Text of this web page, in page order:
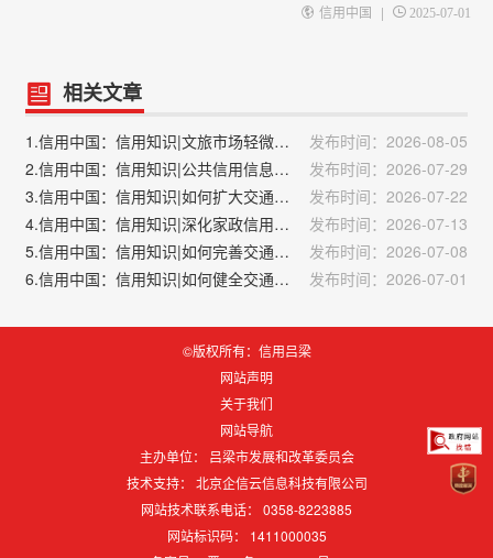
信用中国 | 2025-07-01
相关文章
1.信用中国：信用知识|文旅市场轻微失信主体管理措施
发布时间：2026-08-05
2.信用中国：信用知识|公共信用信息包括哪13类？
发布时间：2026-07-29
3.信用中国：信用知识|如何扩大交通运输行业信用应用场景？
发布时间：2026-07-22
4.信用中国：信用知识|深化家政信用体系建设的措施
发布时间：2026-07-13
5.信用中国：信用知识|如何完善交通运输行业信用信息公示和安全保护制度？
发布时间：2026-07-08
6.信用中国：信用知识|如何健全交通运输行业信用信息主动推送机制？
发布时间：2026-07-01
©版权所有：信用吕梁
网站声明
关于我们
网站导航
主办单位： 吕梁市发展和改革委员会
技术支持： 北京企信云信息科技有限公司
网站技术联系电话： 0358-8223885
网站标识码：
1411000035